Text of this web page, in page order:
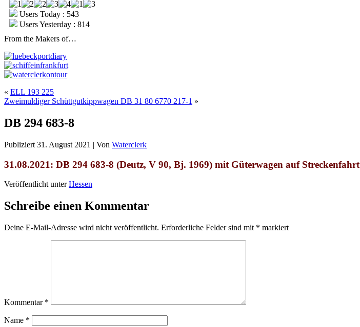
Users Today : 543
Users Yesterday : 814
From the Makers of…
« ELL 193 225
Zweimuldiger Schüttgutkippwagen DB 31 80 6770 217-1 »
DB 294 683-8
Publiziert 31. August 2021 | Von Waterclerk
31.08.2021: DB 294 683-8 (Deutz, V 90, Bj. 1969) mit Güterwagen auf Streckenfahrt
Veröffentlicht unter Hessen
Schreibe einen Kommentar
Deine E-Mail-Adresse wird nicht veröffentlicht. Erforderliche Felder sind mit * markiert
Kommentar *
Name *